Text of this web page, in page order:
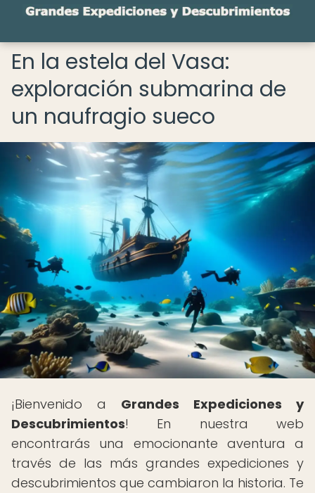
En la estela del Vasa:
exploración submarina de
un naufragio sueco
¡Bienvenido a Grandes Expediciones y
Descubrimientos! En nuestra web
encontrarás una emocionante aventura a
través de las más grandes expediciones y
descubrimientos que cambiaron la historia. Te